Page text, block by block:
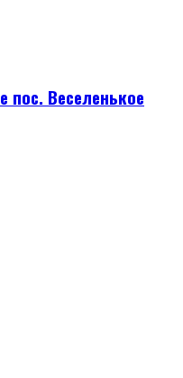
пос. Веселенькое